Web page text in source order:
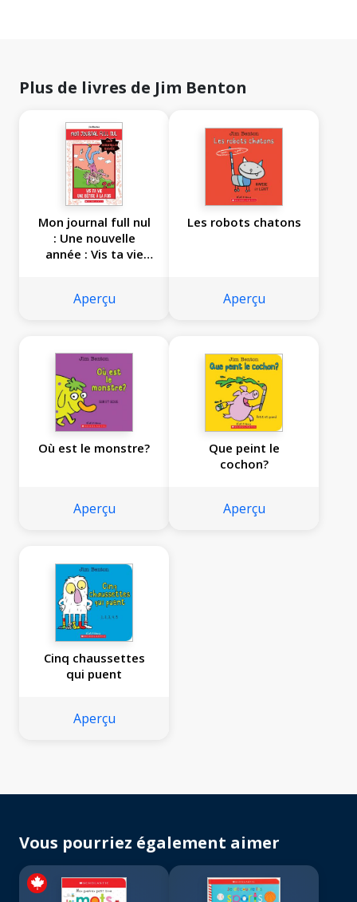
Plus de livres de Jim Benton
Mon journal full nul
: Une nouvelle
année : Vis ta vie
Aperçu
Les robots chatons
Aperçu
Où est le monstre?
Aperçu
Que peint le
cochon?
Aperçu
Cinq chaussettes
qui puent
Aperçu
Vous pourriez également aimer